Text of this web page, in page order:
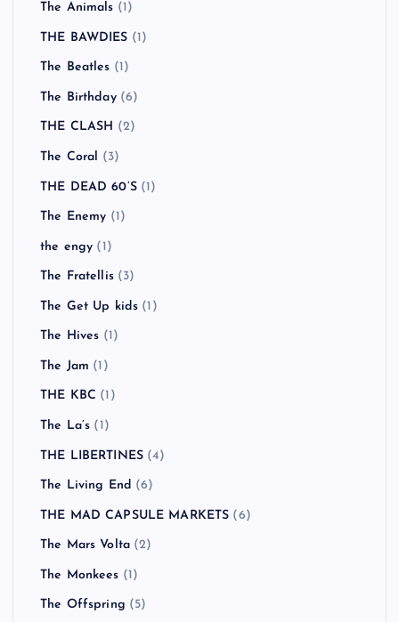
The Animals (1)
THE BAWDIES (1)
The Beatles (1)
The Birthday(6)
THE CLASH (2)
The Coral (3)
THE DEAD 60’S(1)
The Enemy (1)
the engy (1)
The Fratellis(3)
The Get Up kids (1)
The Hives (1)
The Jam (1)
THE KBC (1)
The La’s (1)
THE LIBERTINES (4)
The Living End (6)
THE MAD CAPSULE MARKETS (6)
The Mars Volta (2)
The Monkees (1)
The Offspring (5)